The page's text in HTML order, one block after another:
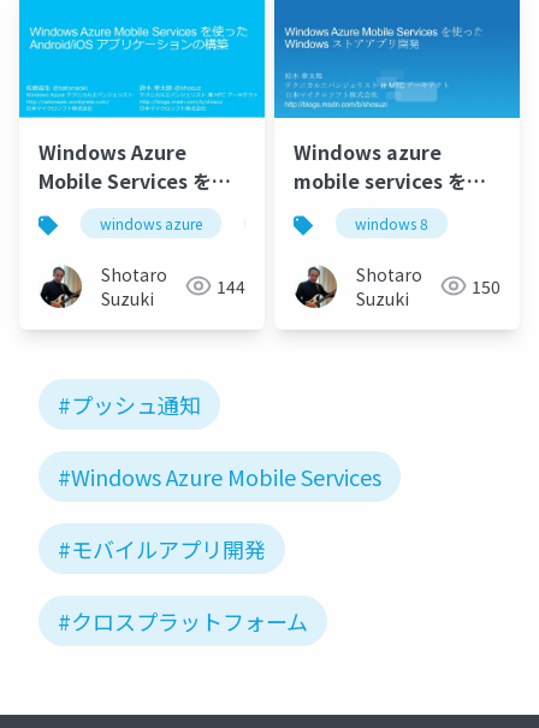
Windows Azure
Mobile Services を使
った Android/iOS アプ
リケーションの構築
windows azure ios (apple) windows azure
Shotaro
Suzuki
144
Windows azure
mobile services を使
った windows ストア
アプリ開発 1027
windows 8
Shotaro
Suzuki
150
#プッシュ通知
#Windows Azure Mobile Services
#モバイルアプリ開発
#クロスプラットフォーム